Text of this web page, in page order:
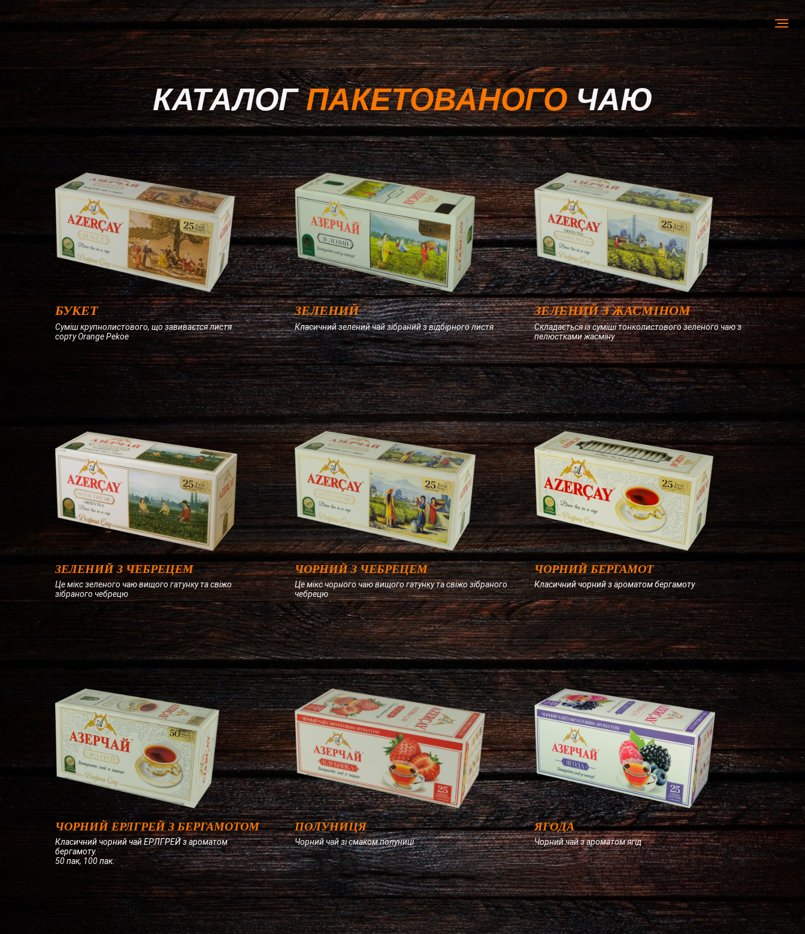
КАТАЛОГПАКЕТОВАНОГОЧАЮ
БУКЕТ
Суміш крупнолистового, що завиваєтся листя
сорту Orange Pekoe
ЗЕЛЕНИЙ
Класичний зелений чай зібраний з відбірного листя
ЗЕЛЕНИЙ З ЖАСМІНОМ
Складається із суміші тонколистового зеленого чаю з
пелюстками жасміну
ЗЕЛЕНИЙ З ЧЕБРЕЦЕМ
Це мікс зеленого чаю вищого гатунку та свіжо
зібраного чебрецю
ЧОРНИЙ З ЧЕБРЕЦЕМ
Це мікс чорного чаю вищого гатунку та свіжо зібраного
чебрецю
ЧОРНИЙ БЕРГАМОТ
Класичний чорний з ароматом бергамоту
ЧОРНИЙ ЕРЛГРЕЙ З БЕРГАМОТОМ
Класичний чорний чай ЕРЛГРЕЙ з ароматом
бергамоту.
50 пак, 100 пак.
ПОЛУНИЦЯ
Чорний чай зі смаком полуниці
ЯГОДА
Чорний чай з ароматом ягід